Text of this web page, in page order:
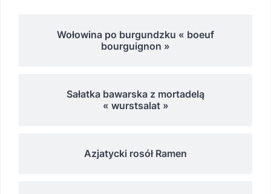
Wołowina po burgundzku « boeuf
bourguignon »
Sałatka bawarska z mortadelą
« wurstsalat »
Azjatycki rosół Ramen